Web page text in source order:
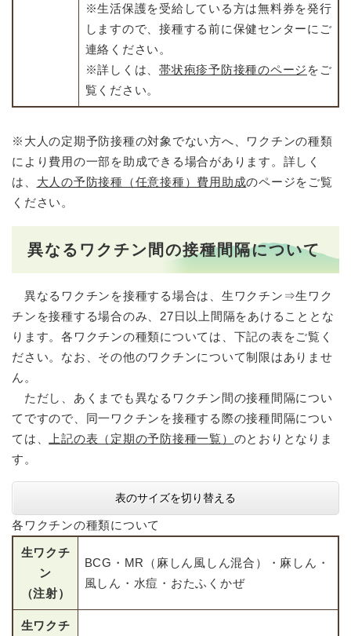
※生活保護を受給している方は無料券を発行
しますので、接種する前に保健センターにご
連絡ください。
※詳しくは、 帯状疱疹予防接種のページ をご
覧ください。
※大人の定期予防接種の対象でない方へ、ワクチンの種類
により費用の一部を助成できる場合があります。詳しく
は、 大人の予防接種（任意接種）費用助成のページをご覧
ください。
異なるワクチン間の接種間隔について
異なるワクチンを接種する場合は、生ワクチン⇒生ワク
チンを接種する場合のみ、27日以上間隔をあけることとな
ります。各ワクチンの種類については、下記の表をご覧く
ださい。なお、その他のワクチンについて制限はありませ
ん。
ただし、あくまでも異なるワクチン間の接種間隔につい
てですので、同一ワクチンを接種する際の接種間隔につい
ては、
上記の表（定期の予防接種一覧） のとおりとなりま
す。
表のサイズを切り替える
各ワクチンの種類について
生ワクチ
ン
（注射）
BCG・MR（麻しん風しん混合）・麻しん・
風しん・水痘・おたふくかぜ
生ワクチ